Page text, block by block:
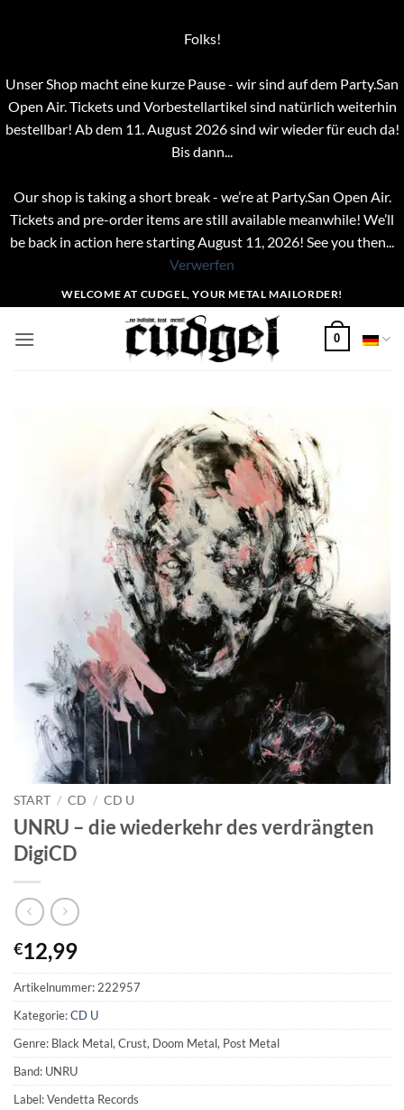
Folks!
Unser Shop macht eine kurze Pause - wir sind auf dem Party.San
Open Air. Tickets und Vorbestellartikel sind natürlich weiterhin
bestellbar! Ab dem 11. August 2026 sind wir wieder für euch da!
Bis dann...
Our shop is taking a short break - we’re at Party.San Open Air.
Tickets and pre-order items are still available meanwhile! We’ll
be back in action here starting August 11, 2026! See you then...
Verwerfen
Inhalt
springen
WELCOME AT CUDGEL, YOUR METAL MAILORDER!
0
START / CD / CD U
UNRU – die wiederkehr des verdrängten
DigiCD
€12,99
Artikelnummer:222957
Kategorie:CD U
Genre: Black Metal, Crust, Doom Metal, Post Metal
Band: UNRU
Label: Vendetta Records